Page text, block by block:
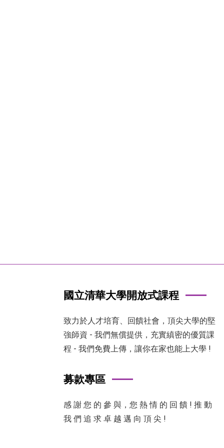
國立清華大學開放式課程
致力於人才培育、回饋社會，頂尖大學的堅
強師資 - 我們無償提供，充實縝密的優質課
程 - 我們免費上傳，讓你在家也能上大學 !
募款專區
感 謝 您 的 參 與，您 熱 情 的 回 饋 ! 推 動
我 們 追 求 卓 越 邁 向 頂 尖 !